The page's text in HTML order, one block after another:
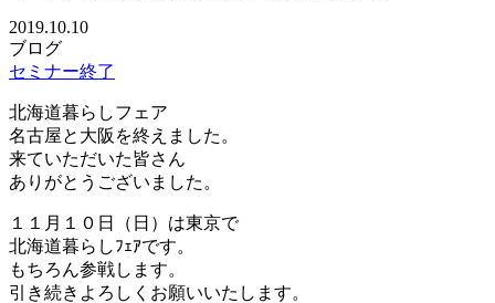
2019.10.10
ブログ
セミナー終了
北海道暮らしフェア
名古屋と大阪を終えました。
来ていただいた皆さん
ありがとうございました。
１１月１０日（日）は東京で
北海道暮らしﾌｪｱです。
もちろん参戦します。
引き続きよろしくお願いいたします。